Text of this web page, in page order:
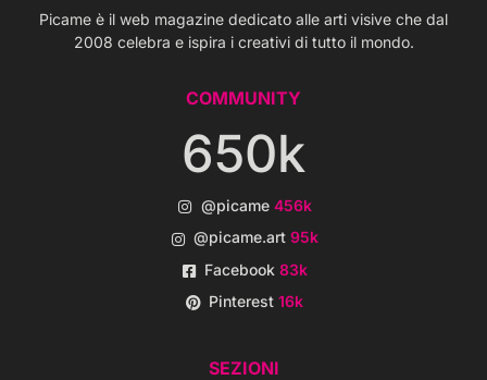
Picame è il web magazine dedicato alle arti visive che dal
2008 celebra e ispira i creativi di tutto il mondo.
COMMUNITY
650k
@picame 456k
@picame.art95k
Facebook83k
Pinterest16k
SEZIONI